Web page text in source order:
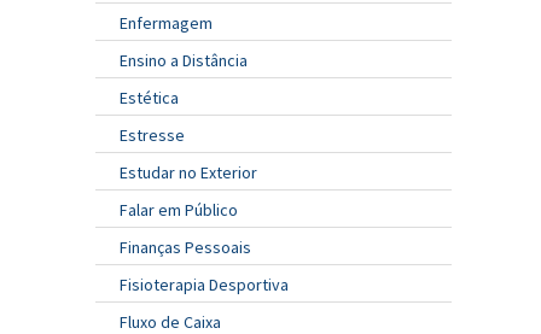
Enfermagem
Ensino a Distância
Estética
Estresse
Estudar no Exterior
Falar em Público
Finanças Pessoais
Fisioterapia Desportiva
Fluxo de Caixa